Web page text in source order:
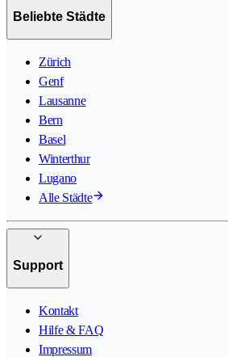
Beliebte Städte
Zürich
Genf
Lausanne
Bern
Basel
Winterthur
Lugano
Alle Städte
Support
Kontakt
Hilfe & FAQ
Impressum